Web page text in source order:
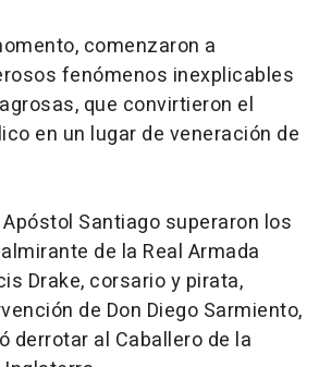
comenzaron a
fenómenos inexplicables
que convirtieron el
en un lugar de veneración de
Santiago superaron los
de la Real Armada
Drake, corsario y pirata,
de Don Diego Sarmiento,
derrotar al Caballero de la